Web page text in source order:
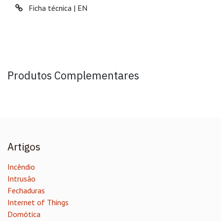
Ficha técnica | EN
Produtos Complementares
Artigos
Incêndio
Intrusão
Fechaduras
Internet of Things
Domótica